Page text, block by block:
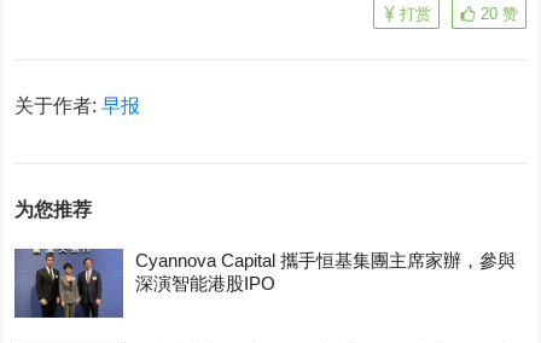
20 赞
打赏
关于作者:早报
为您推荐
Cyannova Capital 攜手恒基集團主席家辦，參與
深演智能港股IPO